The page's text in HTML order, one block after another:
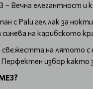
– Вечна елегантност и
с Palu гел лак за
на карибското
свежестта на лятото
избор както